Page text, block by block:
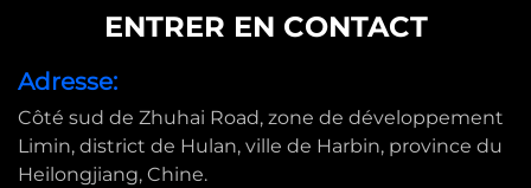
ENTRER EN CONTACT
Adresse:
Côté sud de Zhuhai Road, zone de développement
Limin, district de Hulan, ville de Harbin, province du
Heilongjiang, Chine.